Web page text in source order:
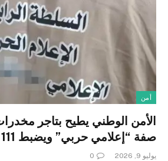
أمن
الأمن الوطني يطيح بتاجر
صفة “إعلامي حربي” ويضبط 111 ألف حبة كبتاجون
يوليو 9, 2026 0